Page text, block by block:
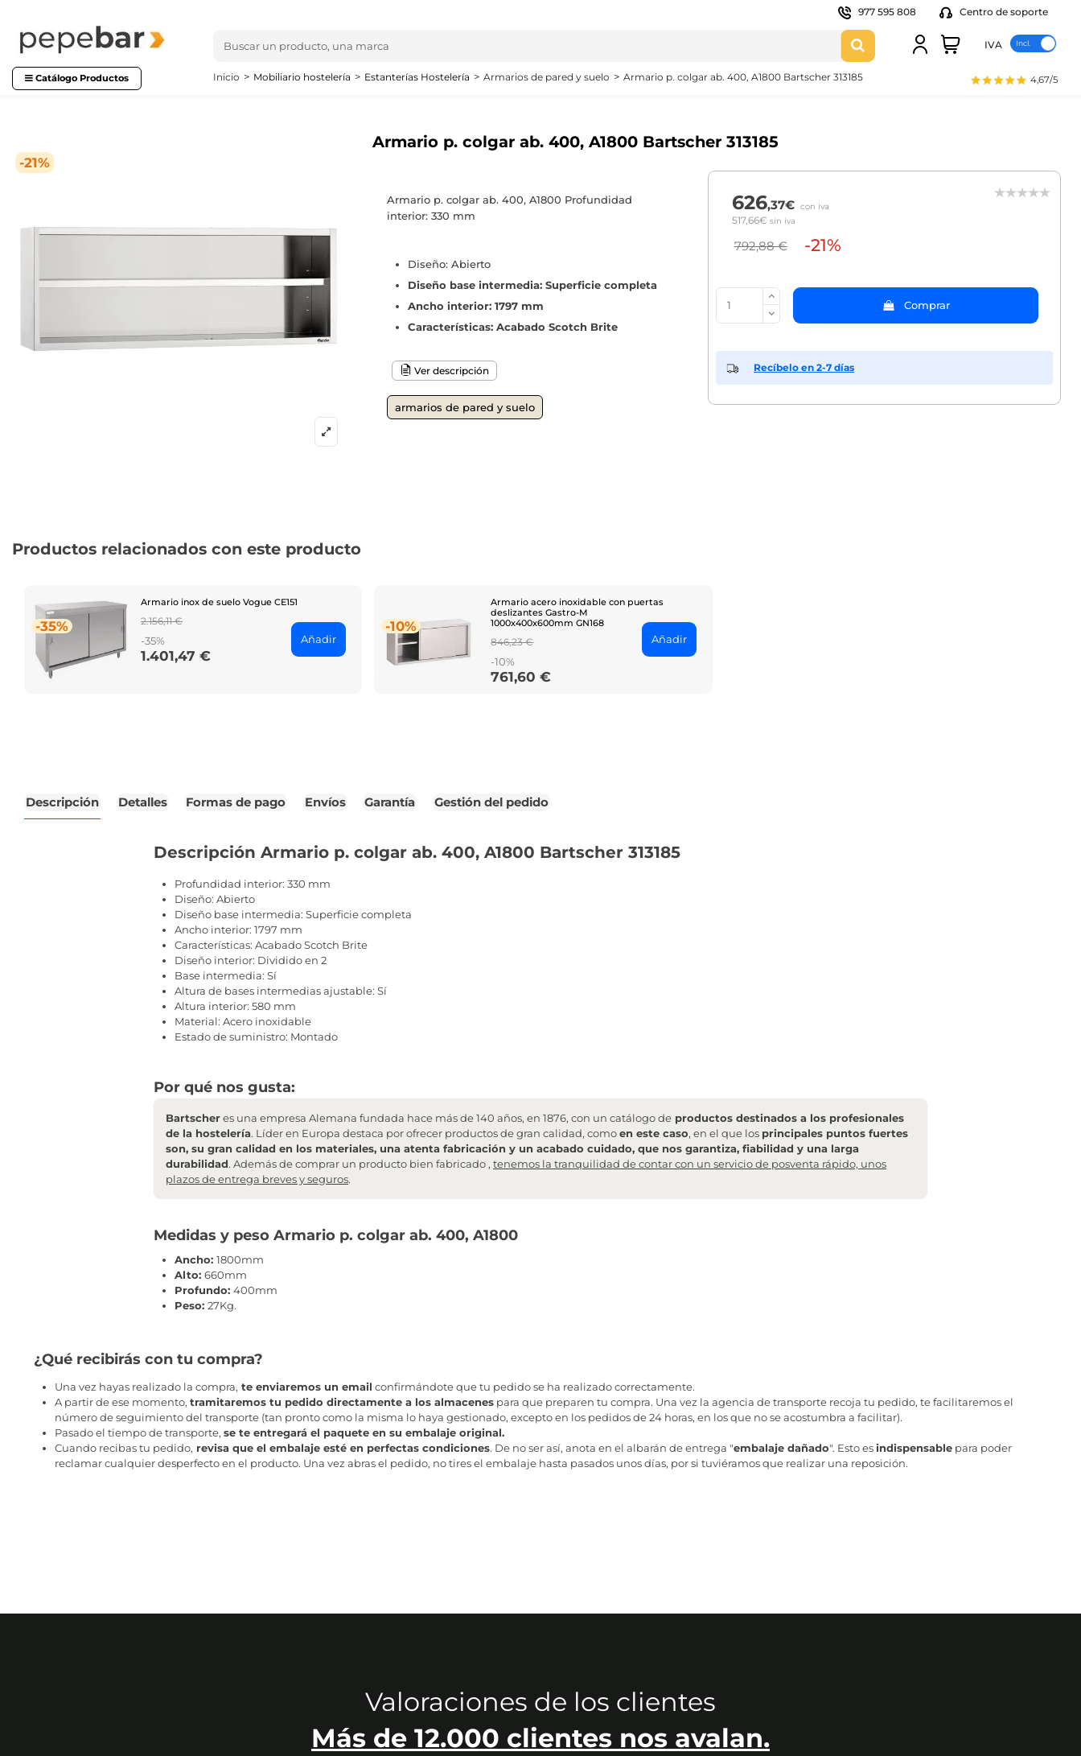
977 595 808 Centro de soporte
IVA
Catálogo Productos 4,67/5
Inicio Mobiliario hostelería Estanterías Hostelería Armarios de pared y suelo Armario p. colgar ab. 400, A1800 Bartscher 313185
-21%
Armario p. colgar ab. 400, A1800 Bartscher 313185
Armario p. colgar ab. 400, A1800 Profundidad
interior: 330 mm
Diseño: Abierto
Diseño base intermedia: Superficie completa
Ancho interior: 1797 mm
Características: Acabado Scotch Brite
Ver descripción
armarios de pared y suelo
626,37€ con iva
517,66€ sin iva
792,88 € -21%
Comprar
Recíbelo en 2-7 días
Productos relacionados con este producto
-35%
Armario inox de suelo Vogue CE151
Regular
price
2.156,11 €
-35%
Price
1.401,47 €
Añadir
-10%
Armario acero inoxidable con puertas
deslizantes Gastro-M
1000x400x600mm GN168
Regular
price
846,23 €
-10%
Price
761,60 €
Añadir
Descripción Detalles Formas de pago Envíos Garantía Gestión del pedido
Descripción Armario p. colgar ab. 400, A1800 Bartscher 313185
Profundidad interior: 330 mm
Diseño: Abierto
Diseño base intermedia: Superficie completa
Ancho interior: 1797 mm
Características: Acabado Scotch Brite
Diseño interior: Dividido en 2
Base intermedia: Sí
Altura de bases intermedias ajustable: Sí
Altura interior: 580 mm
Material: Acero inoxidable
Estado de suministro: Montado
Por qué nos gusta:
Bartscheres una empresa Alemana fundada hace más de 140 años, en 1876, con un catálogo de productos destinados a los profesionales
de la hostelería. Líder en Europa destaca por ofrecer productos de gran calidad, comoen este caso, en el que los principales puntos fuertes
son, su gran calidad en los materiales, una atenta fabricación y un acabado cuidado, que nos garantiza, fiabilidad y una larga
durabilidad. Además de comprar un producto bien fabricado , tenemos la tranquilidad de contar con un servicio de posventa rápido, unos
plazos de entrega breves y seguros.
Medidas y peso Armario p. colgar ab. 400, A1800
Ancho: 1800mm
Alto: 660mm
Profundo: 400mm
Peso: 27Kg.
¿Qué recibirás con tu compra?
Una vez hayas realizado la compra, te enviaremos un email confirmándote que tu pedido se ha realizado correctamente.
A partir de ese momento, tramitaremos tu pedido directamente a los almacenespara que preparen tu compra. Una vez la agencia de transporte recoja tu pedido, te facilitaremos el
número de seguimiento del transporte (tan pronto como la misma lo haya gestionado, excepto en los pedidos de 24 horas, en los que no se acostumbra a facilitar).
Pasado el tiempo de transporte, se te entregará el paquete en su embalaje original.
Cuando recibas tu pedido, revisa que el embalaje esté en perfectas condiciones. De no ser así, anota en el albarán de entrega "embalaje dañado". Esto esindispensablepara poder
reclamar cualquier desperfecto en el producto. Una vez abras el pedido, no tires el embalaje hasta pasados unos días, por si tuviéramos que realizar una reposición.
Valoraciones de los clientes
Más de 12.000 clientes nos avalan.